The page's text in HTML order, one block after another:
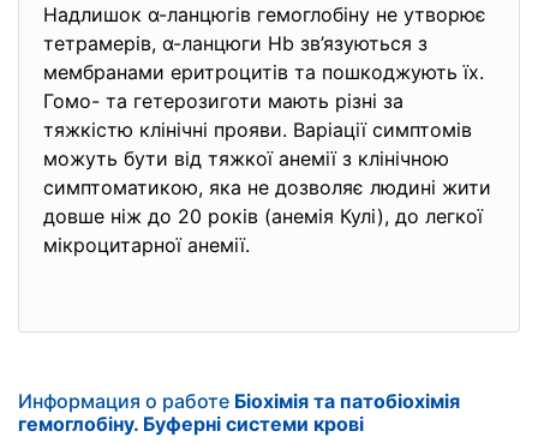
Надлишок α-ланцюгів гемоглобіну не утворює
тетрамерів, α-ланцюги Нb зв’язуються з
мембранами еритроцитів та пошкоджують їх.
Гомо- та гетерозиготи мають різні за
тяжкістю клінічні прояви. Варіації симптомів
можуть бути від тяжкої анемії з клінічною
симптоматикою, яка не дозволяє людині жити
довше ніж до 20 років (анемія Кулі), до легкої
мікроцитарної анемії.
Информация о работе Біохімія та патобіохімія
гемоглобіну. Буферні системи крові